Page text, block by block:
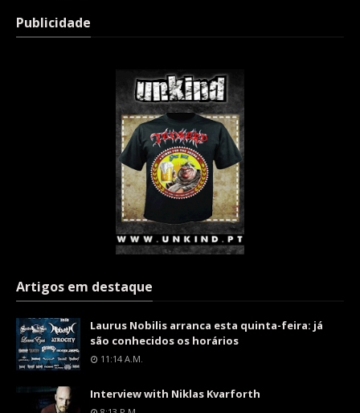
Publicidade
Artigos em destaque
Laurus Nobilis arranca esta quinta-feira: já
são conhecidos os horários
11:14 A.m.
Interview with Niklas Kvarforth